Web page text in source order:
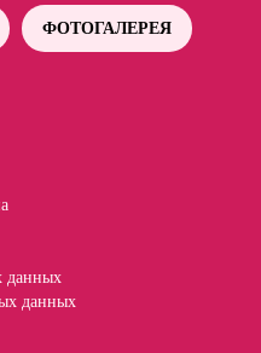
ФОТОГАЛЕРЕЯ
данных
данных